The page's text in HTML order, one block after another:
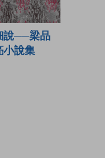
說──梁品
小說集